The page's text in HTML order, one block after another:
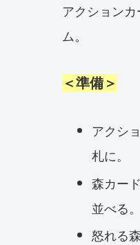
アクション
ム。
＜準備＞
アクシ
札に。
森カー
並べる。
怒れる